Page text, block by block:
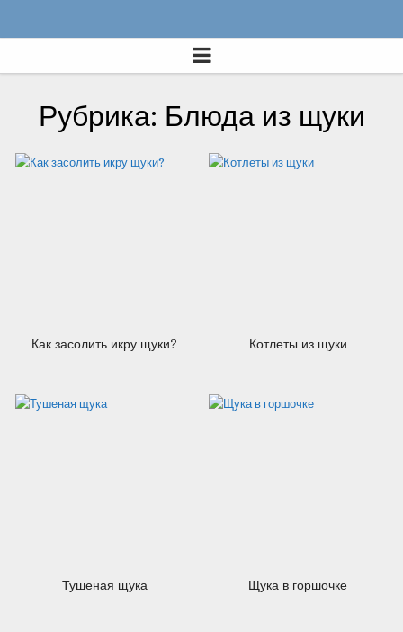
Рубрика: Блюда из щуки
Как засолить икру щуки? Котлеты из щуки
Тушеная щука Щука в горшочке